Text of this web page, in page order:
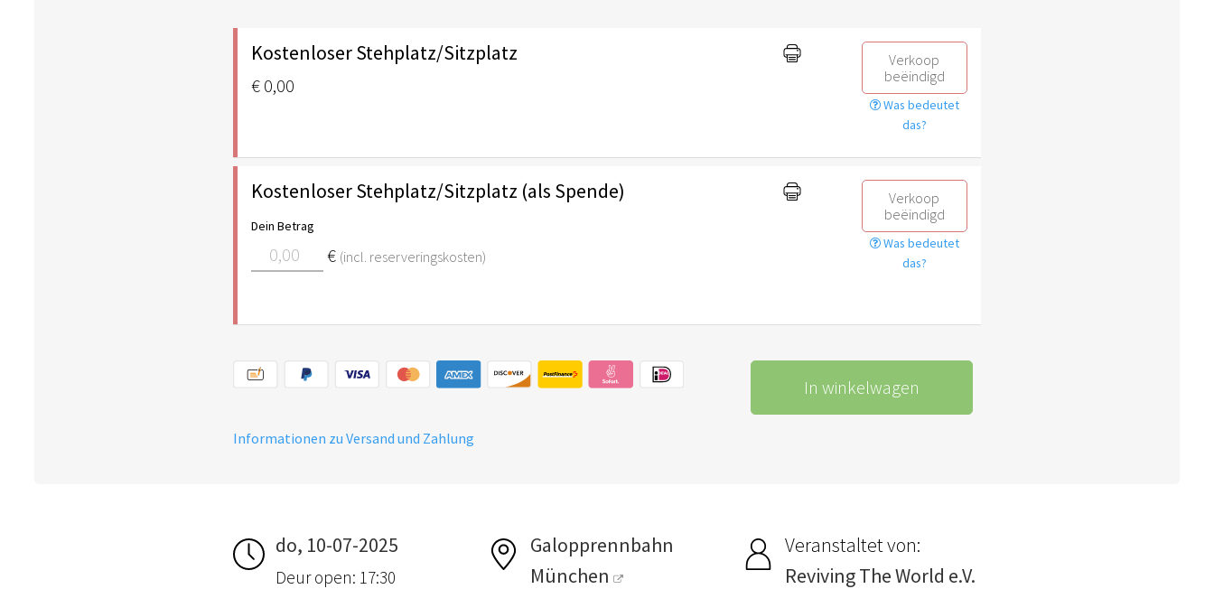
Kostenloser Stehplatz/Sitzplatz
€ 0,00
Verkoop
beëindigd
Was bedeutet
das?
Kostenloser Stehplatz/Sitzplatz (als Spende)
Dein Betrag
€ (incl. reserveringskosten)
Verkoop
beëindigd
Was bedeutet
das?
In winkelwagen
Informationen zu Versand und Zahlung
do, 10-07-2025
Deur open: 17:30
Galopprennbahn
München
Veranstaltet von:
Reviving The World e.V.